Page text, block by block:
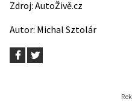
Zdroj: AutoŽivě.cz
Autor: Michal Sztolár